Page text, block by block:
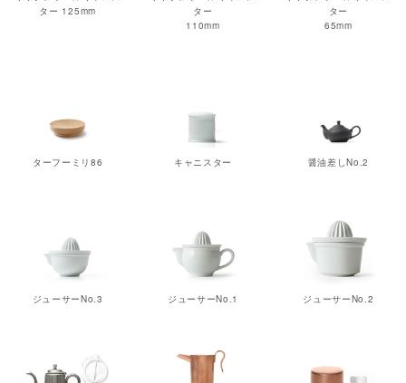
ター 125mm
ター
110mm
ター
65mm
ターフーミリ86 キャニスター 醤油差しNo.2
ジューサーNo.3 ジューサーNo.1 ジューサーNo.2